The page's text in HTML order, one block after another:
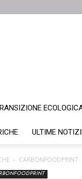
ULTIME
CARBONFOODPRINT